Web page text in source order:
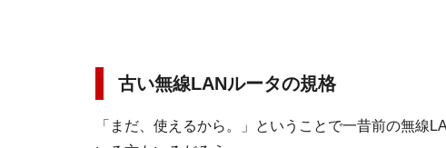
古い無線LANルータの規格
「まだ、使えるから。」ということで一昔前の無線